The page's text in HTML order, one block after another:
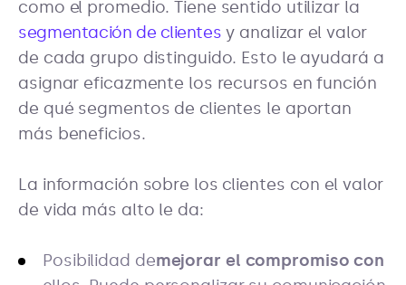
como el promedio. Tiene sentido utilizar la
segmentación de clientes y analizar el valor
de cada grupo distinguido. Esto le ayudará a
asignar eficazmente los recursos en función
de qué segmentos de clientes le aportan
más beneficios.
La información sobre los clientes con el valor
de vida más alto le da:
Posibilidad demejorar el compromiso con